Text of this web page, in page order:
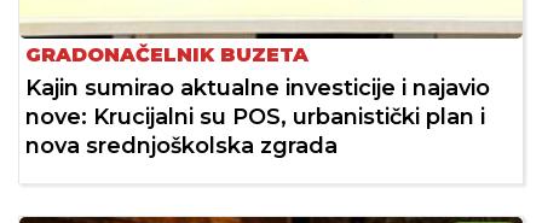
GRADONAČELNIK BUZETA
Kajin sumirao aktualne investicije i najavio
nove: Krucijalni su POS, urbanistički plan i
nova srednjoškolska zgrada